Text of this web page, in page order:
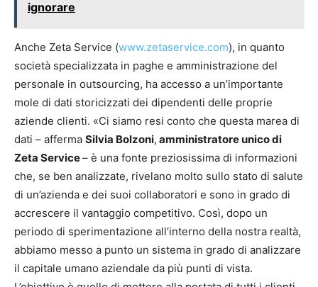
ignorare
Anche Zeta Service (www.zetaservice.com), in quanto
società specializzata in paghe e amministrazione del
personale in outsourcing, ha accesso a un’importante
mole di dati storicizzati dei dipendenti delle proprie
aziende clienti. «Ci siamo resi conto che questa marea di
dati – afferma Silvia Bolzoni, amministratore unico di
Zeta Service– è una fonte preziosissima di informazioni
che, se ben analizzate, rivelano molto sullo stato di salute
di un’azienda e dei suoi collaboratori e sono in grado di
accrescere il vantaggio competitivo. Così, dopo un
periodo di sperimentazione all’interno della nostra realtà,
abbiamo messo a punto un sistema in grado di analizzare
il capitale umano aziendale da più punti di vista.